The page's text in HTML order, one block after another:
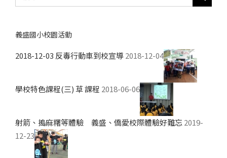
尋
果：
義盛國小校園活動
2018-12-03 反毒行動車到校宣導2018-12-04
學校特色課程(三) 草 課程 2018-06-06
射箭、搗麻糬等體驗 義盛、僑愛校際體驗好難忘 2019-
12-23